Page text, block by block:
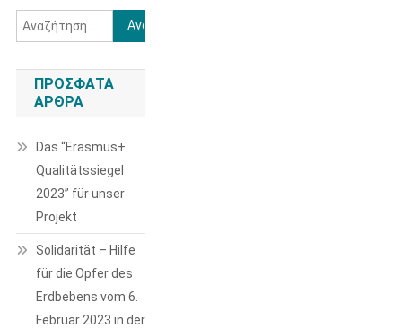
Αναζήτηση
για:
ΠΡΌΣΦΑΤΑ
ΆΡΘΡΑ
Das “Erasmus+
Qualitätssiegel
2023” für unser
Projekt
Solidarität – Hilfe
für die Opfer des
Erdbebens vom 6.
Februar 2023 in der